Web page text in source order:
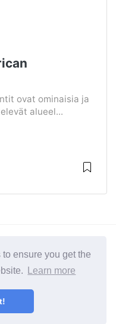
ensure you get the
Learn more
ovat ominaisia ​​ja
alueel...